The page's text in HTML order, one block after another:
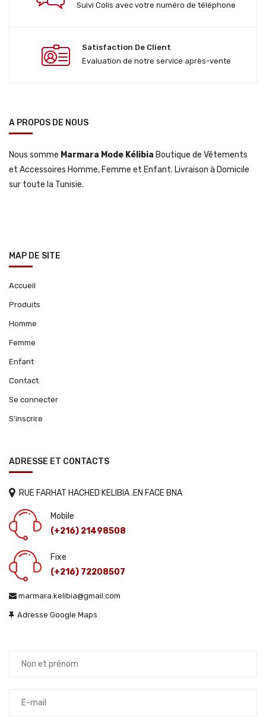
Suivi Colis avec votre numéro de téléphone
Satisfaction De Client
Evaluation de notre service après-vente
A PROPOS DE NOUS
Nous somme Marmara Mode Kélibia Boutique de Vêtements
et Accessoires Homme, Femme et Enfant. Livraison à Domicile
sur toute la Tunisie.
MAP DE SITE
Accueil
Produits
Homme
Femme
Enfant
Contact
Se connecter
S'inscrire
ADRESSE ET CONTACTS
RUE FARHAT HACHED KELIBIA .EN FACE BNA
Mobile
(+216) 21498508
Fixe
(+216) 72208507
marmara.kelibia@gmail.com
Adresse Google Maps